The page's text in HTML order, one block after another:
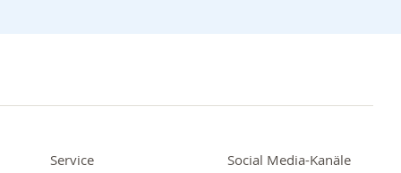
Service
Social Media-Kanäle